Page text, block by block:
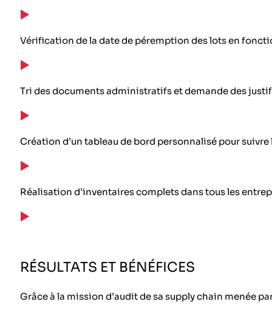
Vérification de la date de péremption des lots en
Tri des documents administratifs et demande des
Création d’un tableau de bord personnalisé pour suivre
Réalisation d’inventaires complets dans tous les
RÉSULTATS ET BÉNÉFICES
Grâce à la mission d’audit de sa supply chain menée